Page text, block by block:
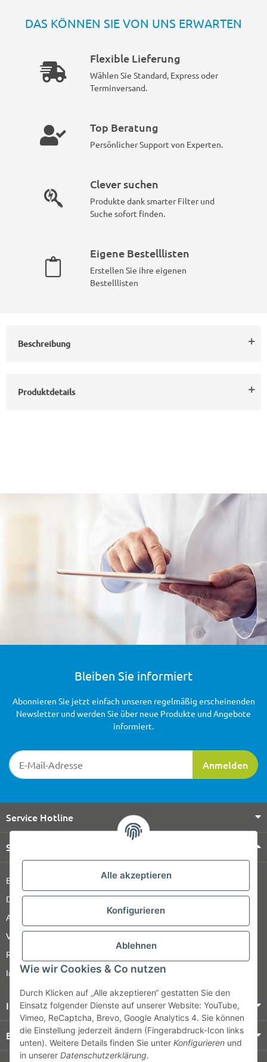
Alle akzeptieren
Konfigurieren
Ablehnen
Wie wir Cookies & Co nutzen
Durch Klicken auf „Alle akzeptieren“ gestatten Sie den
Einsatz folgender Dienste auf unserer Website: YouTube,
Vimeo, ReCaptcha, Brevo, Google Analytics 4. Sie können
die Einstellung jederzeit ändern (Fingerabdruck-Icon links
unten). Weitere Details finden Sie unter Konfigurieren und
in unserer Datenschutzerklärung.
DAS KÖNNEN SIE VON UNS ERWARTEN
Flexible Lieferung
Wählen Sie Standard, Express oder
Terminversand.
Top Beratung
Persönlicher Support von Experten.
Clever suchen
Produkte dank smarter Filter und
Suche sofort finden.
Eigene Bestelllisten
Erstellen Sie ihre eigenen
Bestelllisten
Beschreibung
Produktdetails
Bleiben Sie informiert
Newsletter-Registrierung
Anmelden
Abonnieren Sie jetzt einfach unseren regelmäßig erscheinenden
Newsletter und werden Sie über neue Produkte und Angebote
informiert.
Service Hotline
Shop Service
Barrierefreiheitserklärung
Datenschutz
AGB
Versandinformationen
Retour
Impressum
Informationen
Bezahlung & Versand